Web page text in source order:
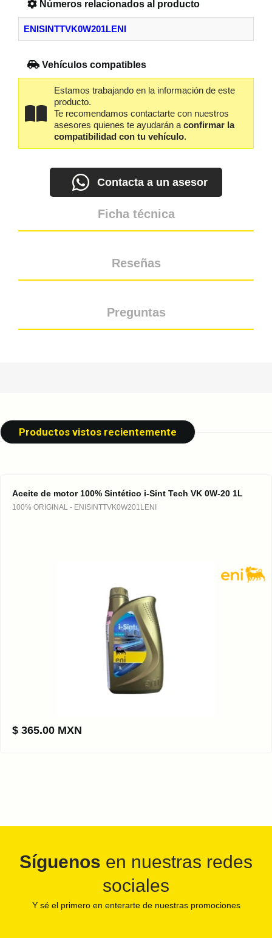
Números relacionados al producto
ENISINTTVK0W201LENI
Vehículos compatibles
Estamos trabajando en la información de este
producto.
Te recomendamos contactarte con nuestros
asesores quienes te ayudarán a confirmar la
compatibilidad con tu vehículo.
Contacta a un asesor
Ficha técnica
Reseñas
Preguntas
Productos vistos recientemente
Aceite de motor 100% Sintético i-Sint Tech VK 0W-20 1L
100% ORIGINAL - ENISINTTVK0W201LENI
$ 365.00 MXN
Síguenos en nuestras redes
sociales
Y sé el primero en enterarte de nuestras promociones